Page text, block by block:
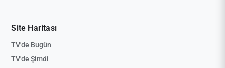
Site Haritası
TV'de Bugün
TV'de Şimdi